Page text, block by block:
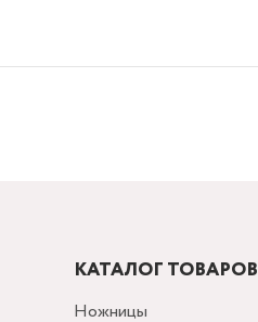
КАТАЛОГ ТОВАРОВ
Ножницы